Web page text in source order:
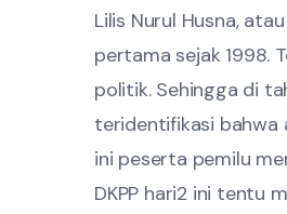
Lilis Nurul Husna,
pertama sejak 1998.
politik. Sehingga di
teridentifikasi bahwa
ini peserta pemilu
DKPP hari2 ini tentu